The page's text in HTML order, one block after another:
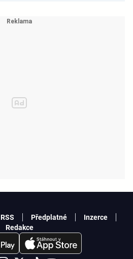
RSS Předplatné
Inzerce
Redakce